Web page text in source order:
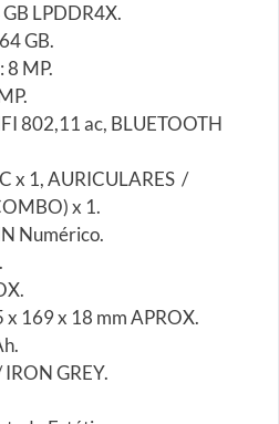
LPDDR4X.
GB.
8 MP.
802,11 ac, BLUETOOTH
x 1, AURICULARES /
x 1.
Numérico.
x 169 x 18 mm APROX.
GREY.